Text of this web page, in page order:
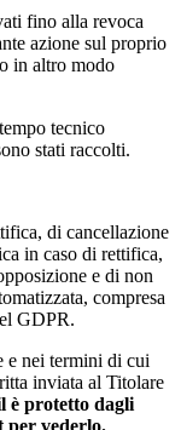
fino alla revoca
azione sul proprio
in altro modo
tecnico
stati raccolti.
di cancellazione
in caso di rettifica,
e di non
compresa
GDPR.
e nei termini di cui
inviata al Titolare
è protetto dagli